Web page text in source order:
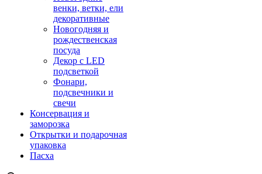
венки, ветки, ели
декоративные
Новогодняя и
рождественская
посуда
Декор с LED
подсветкой
Фонари,
подсвечники и
свечи
Консервация и
заморозка
Открытки и подарочная
упаковка
Пасха